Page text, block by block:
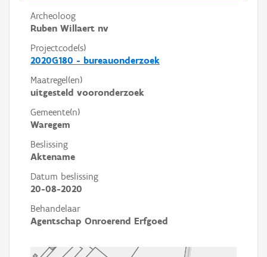
Archeoloog
Ruben Willaert nv
Projectcode(s)
2020G180 - bureauonderzoek
Maatregel(en)
uitgesteld vooronderzoek
Gemeente(n)
Waregem
Beslissing
Aktename
Datum beslissing
20-08-2020
Behandelaar
Agentschap Onroerend Erfgoed